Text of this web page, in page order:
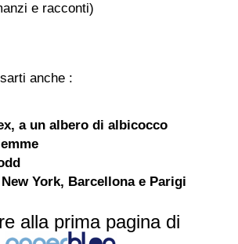
e racconti)
anche :
a un albero di albicocco
York, Barcellona e Parigi
alla prima pagina di